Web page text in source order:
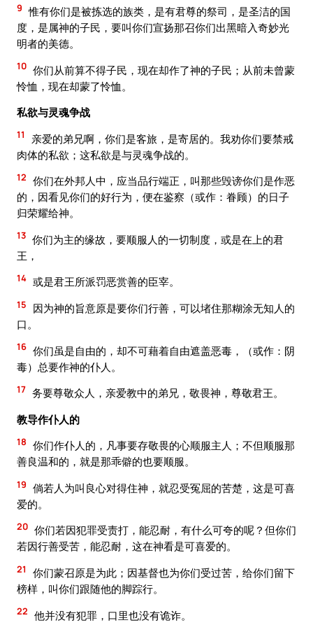
9 惟有你们是被拣选的族类，是有君尊的祭司，是圣洁的国
度，是属神的子民，要叫你们宣扬那召你们出黑暗入奇妙光
明者的美德。
10 你们从前算不得子民，现在却作了神的子民；从前未曾蒙
怜恤，现在却蒙了怜恤。
私欲与灵魂争战
11
亲爱的弟兄啊，你们是客旅，是寄居的。我劝你们要禁戒
肉体的私欲；这私欲是与灵魂争战的。
12 你们在外邦人中，应当品行端正，叫那些毁谤你们是作恶
的，因看见你们的好行为，便在鉴察（或作：眷顾）的日子
归荣耀给神。
13 你们为主的缘故，要顺服人的一切制度，或是在上的君
王，
14 或是君王所派罚恶赏善的臣宰。
15
因为神的旨意原是要你们行善，可以堵住那糊涂无知人的
口。
16 你们虽是自由的，却不可藉着自由遮盖恶毒，（或作：阴
毒）总要作神的仆人。
17 务要尊敬众人，亲爱教中的弟兄，敬畏神，尊敬君王。
教导作仆人的
18 你们作仆人的，凡事要存敬畏的心顺服主人；不但顺服那
善良温和的，就是那乖僻的也要顺服。
19 倘若人为叫良心对得住神，就忍受冤屈的苦楚，这是可喜
爱的。
20 你们若因犯罪受责打，能忍耐，有什么可夸的呢？但你们
若因行善受苦，能忍耐，这在神看是可喜爱的。
21
你们蒙召原是为此；因基督也为你们受过苦，给你们留下
榜样，叫你们跟随他的脚踪行。
22 他并没有犯罪，口里也没有诡诈。